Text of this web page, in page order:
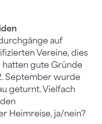
auf
Vereine, dies
hatten gute Gründe
September wurde
geturnt. Vielfach
Heimreise, ja/nein?